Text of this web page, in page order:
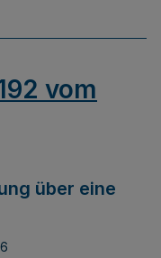
vom
über eine